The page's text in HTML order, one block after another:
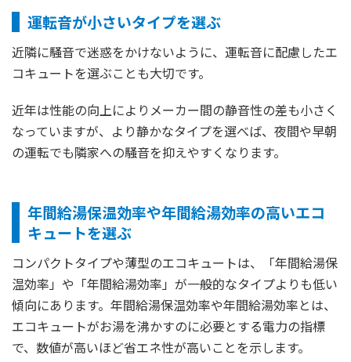
運転音が小さいタイプを選ぶ
近隣に騒音で迷惑をかけないように、運転音に配慮したエ
コキュートを選ぶことも大切です。
近年は性能の向上によりメーカー間の静音性の差も小さく
なっていますが、より静かなタイプを選べば、夜間や早朝
の運転でも隣家への騒音を抑えやすくなります。
年間給湯保温効率や年間給湯効率の高いエコ
キュートを選ぶ
コンパクトタイプや薄型のエコキュートは、「年間給湯保
温効率」や「年間給湯効率」が一般的なタイプよりも低い
傾向にあります。年間給湯保温効率や年間給湯効率とは、
エコキュートがお湯を沸かすのに必要とする電力の指標
で、数値が高いほど省エネ性が高いことを示します。